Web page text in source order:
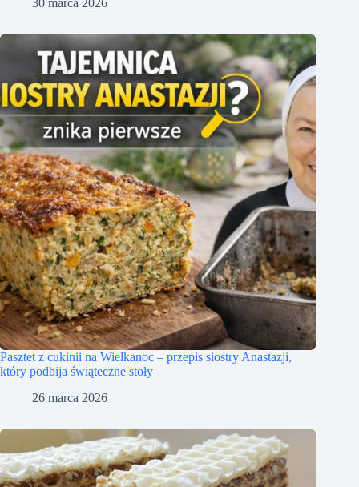
30 marca 2026
Pasztet z cukinii na Wielkanoc – przepis siostry Anastazji,
który podbija świąteczne stoły
26 marca 2026